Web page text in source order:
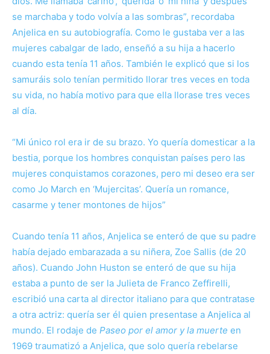
se marchaba y todo volvía a las sombras”, recordaba
Anjelica en su autobiografía. Como le gustaba ver a las
mujeres cabalgar de lado, enseñó a su hija a hacerlo
cuando esta tenía 11 años. También le explicó que si los
samuráis solo tenían permitido llorar tres veces en toda
su vida, no había motivo para que ella llorase tres veces
al día.
“Mi único rol era ir de su brazo. Yo quería domesticar a la
bestia, porque los hombres conquistan países pero las
mujeres conquistamos corazones, pero mi deseo era ser
como Jo March en ‘Mujercitas’. Quería un romance,
casarme y tener montones de hijos”
Cuando tenía 11 años, Anjelica se enteró de que su padre
había dejado embarazada a su niñera, Zoe Sallis (de 20
años). Cuando John Huston se enteró de que su hija
estaba a punto de ser la Julieta de Franco Zeffirelli,
escribió una carta al director italiano para que contratase
a otra actriz: quería ser él quien presentase a Anjelica al
mundo. El rodaje de Paseo por el amor y la muerte en
1969 traumatizó a Anjelica, que solo quería rebelarse